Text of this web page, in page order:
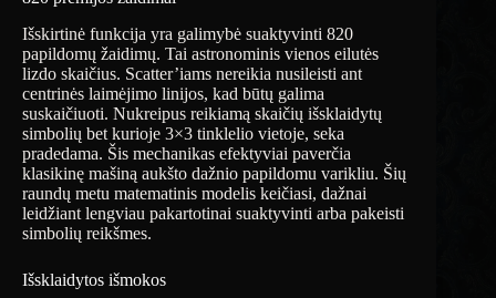
Išskirtinė funkcija yra galimybė suaktyvinti 820
papildomų žaidimų. Tai astronominis vienos eilutės
lizdo skaičius. Scatter’iams nereikia nusileisti ant
centrinės laimėjimo linijos, kad būtų galima
suskaičiuoti. Nukreipus reikiamą skaičių išsklaidytų
simbolių bet kurioje 3×3 tinklelio vietoje, seka
pradedama. Šis mechanikas efektyviai paverčia
klasikinę mašiną aukšto dažnio papildomu varikliu. Šių
raundų metu matematinis modelis keičiasi, dažnai
leidžiant lengviau pakartotinai suaktyvinti arba pakeisti
simbolių reikšmes.
Išsklaidytos išmokos